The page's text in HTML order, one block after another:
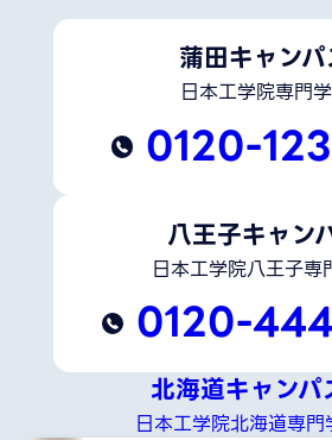
蒲田キャン
日本工学院専門
0120-
八王子キャン
日本工学院八王子専
0120-
北海道キャンパ
日本工学院北海道専門